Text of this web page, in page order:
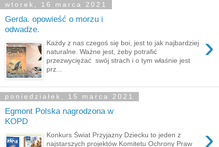
wtorek, 16 marca 2021
Gerda. opowieść o morzu i
odwadze.
›
Każdy z nas czegoś się boi, jest to jak najbardziej
naturalne. Ważne jest, żeby potrafić
przezwyciężać swój strach i o tym właśnie jest
prz...
poniedziałek, 15 marca 2021
Egmont Polska nagrodzona w
KOPD
›
Konkurs Świat Przyjazny Dziecku to jeden z
najstarszych projektów Komitetu Ochrony Praw